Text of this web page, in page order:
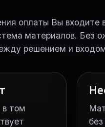
оплаты Вы входите
материалов. Без
решением и
в том